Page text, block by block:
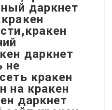
даркнет
даркнет
не
кракен
на кракен
даркнет